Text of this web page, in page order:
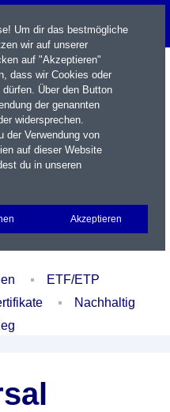
Portfolio Login
ETF/ETP
Nachhaltig
Um dir das bestmögliche
wir auf unserer
auf "Akzeptieren"
dass wir Cookies oder
Über den Button
der genannten
widersprechen.
der Verwendung von
auf dieser Website
du in unseren
Akzeptieren